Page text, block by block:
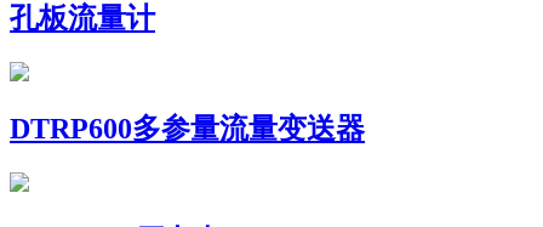
孔板流量计
DTRP600多参量流量变送器